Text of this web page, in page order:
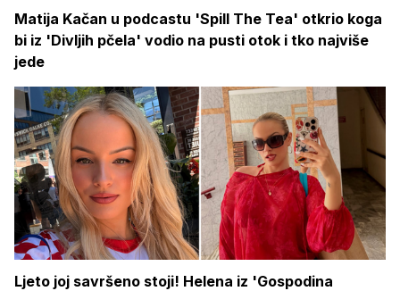
Matija Kačan u podcastu 'Spill The Tea' otkrio koga
bi iz 'Divljih pčela' vodio na pusti otok i tko najviše
jede
Ljeto joj savršeno stoji! Helena iz 'Gospodina